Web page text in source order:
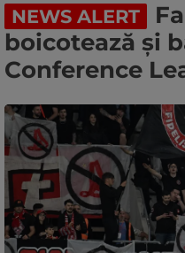
NEWS ALERT
boicotează și
Conference